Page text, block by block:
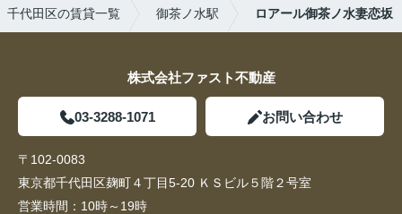
千代田区の賃貸一覧 御茶ノ水駅 ロアール御茶ノ水妻恋坂
株式会社ファスト不動産
03-3288-1071 お問い合わせ
〒102-0083
東京都千代田区麹町４丁目5-20 ＫＳビル５階２号室
営業時間： 10時～19時